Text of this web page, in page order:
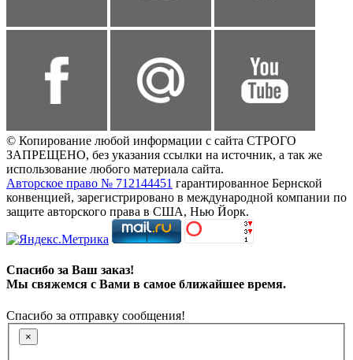
© Копирование любой информации с сайта СТРОГО
ЗАПРЕЩЕНО, без указания ссылки на источник, а так же
использование любого материала сайта.
Авторское право № 712144451 гарантированное Бернской
конвенцией, зарегистрировано в международной компании по
защите авторского права в США, Нью Йорк.
Спасибо за Ваш заказ!
Мы свяжемся с Вами в самое ближайшее время.
Спасибо за отправку сообщения!
×